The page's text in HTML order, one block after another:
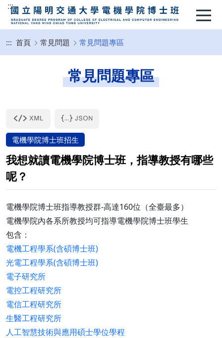
:::
::: 首頁 常見問題 常見問題專區
常見問題專區
電機學院博士班招生
我想就讀電機學院博士班，指導教授有哪些
呢？
電機學院博士班指導教授群-高達160位（全臺最多）
電機學院內各系所教授均可指導電機學院博士班學生
包含：
電機工程學系(含碩博士班)
光電工程學系(含碩博士班)
電子研究所
電控工程研究所
電信工程研究所
生醫工程研究所
人工智慧技術與應用碩士學位學程